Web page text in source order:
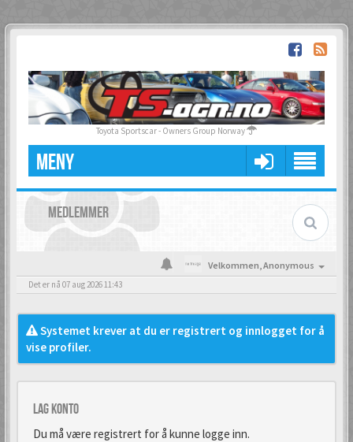
Toyota Sportscar - Owners Group Norway
MENY
MEDLEMMER
Velkommen,Anonymous
Det er nå 07 aug 2026 11:43
Systemet krever at du er registrert og innlogget for å
vise profiler.
Lag konto
Du må være registrert for å kunne logge inn.